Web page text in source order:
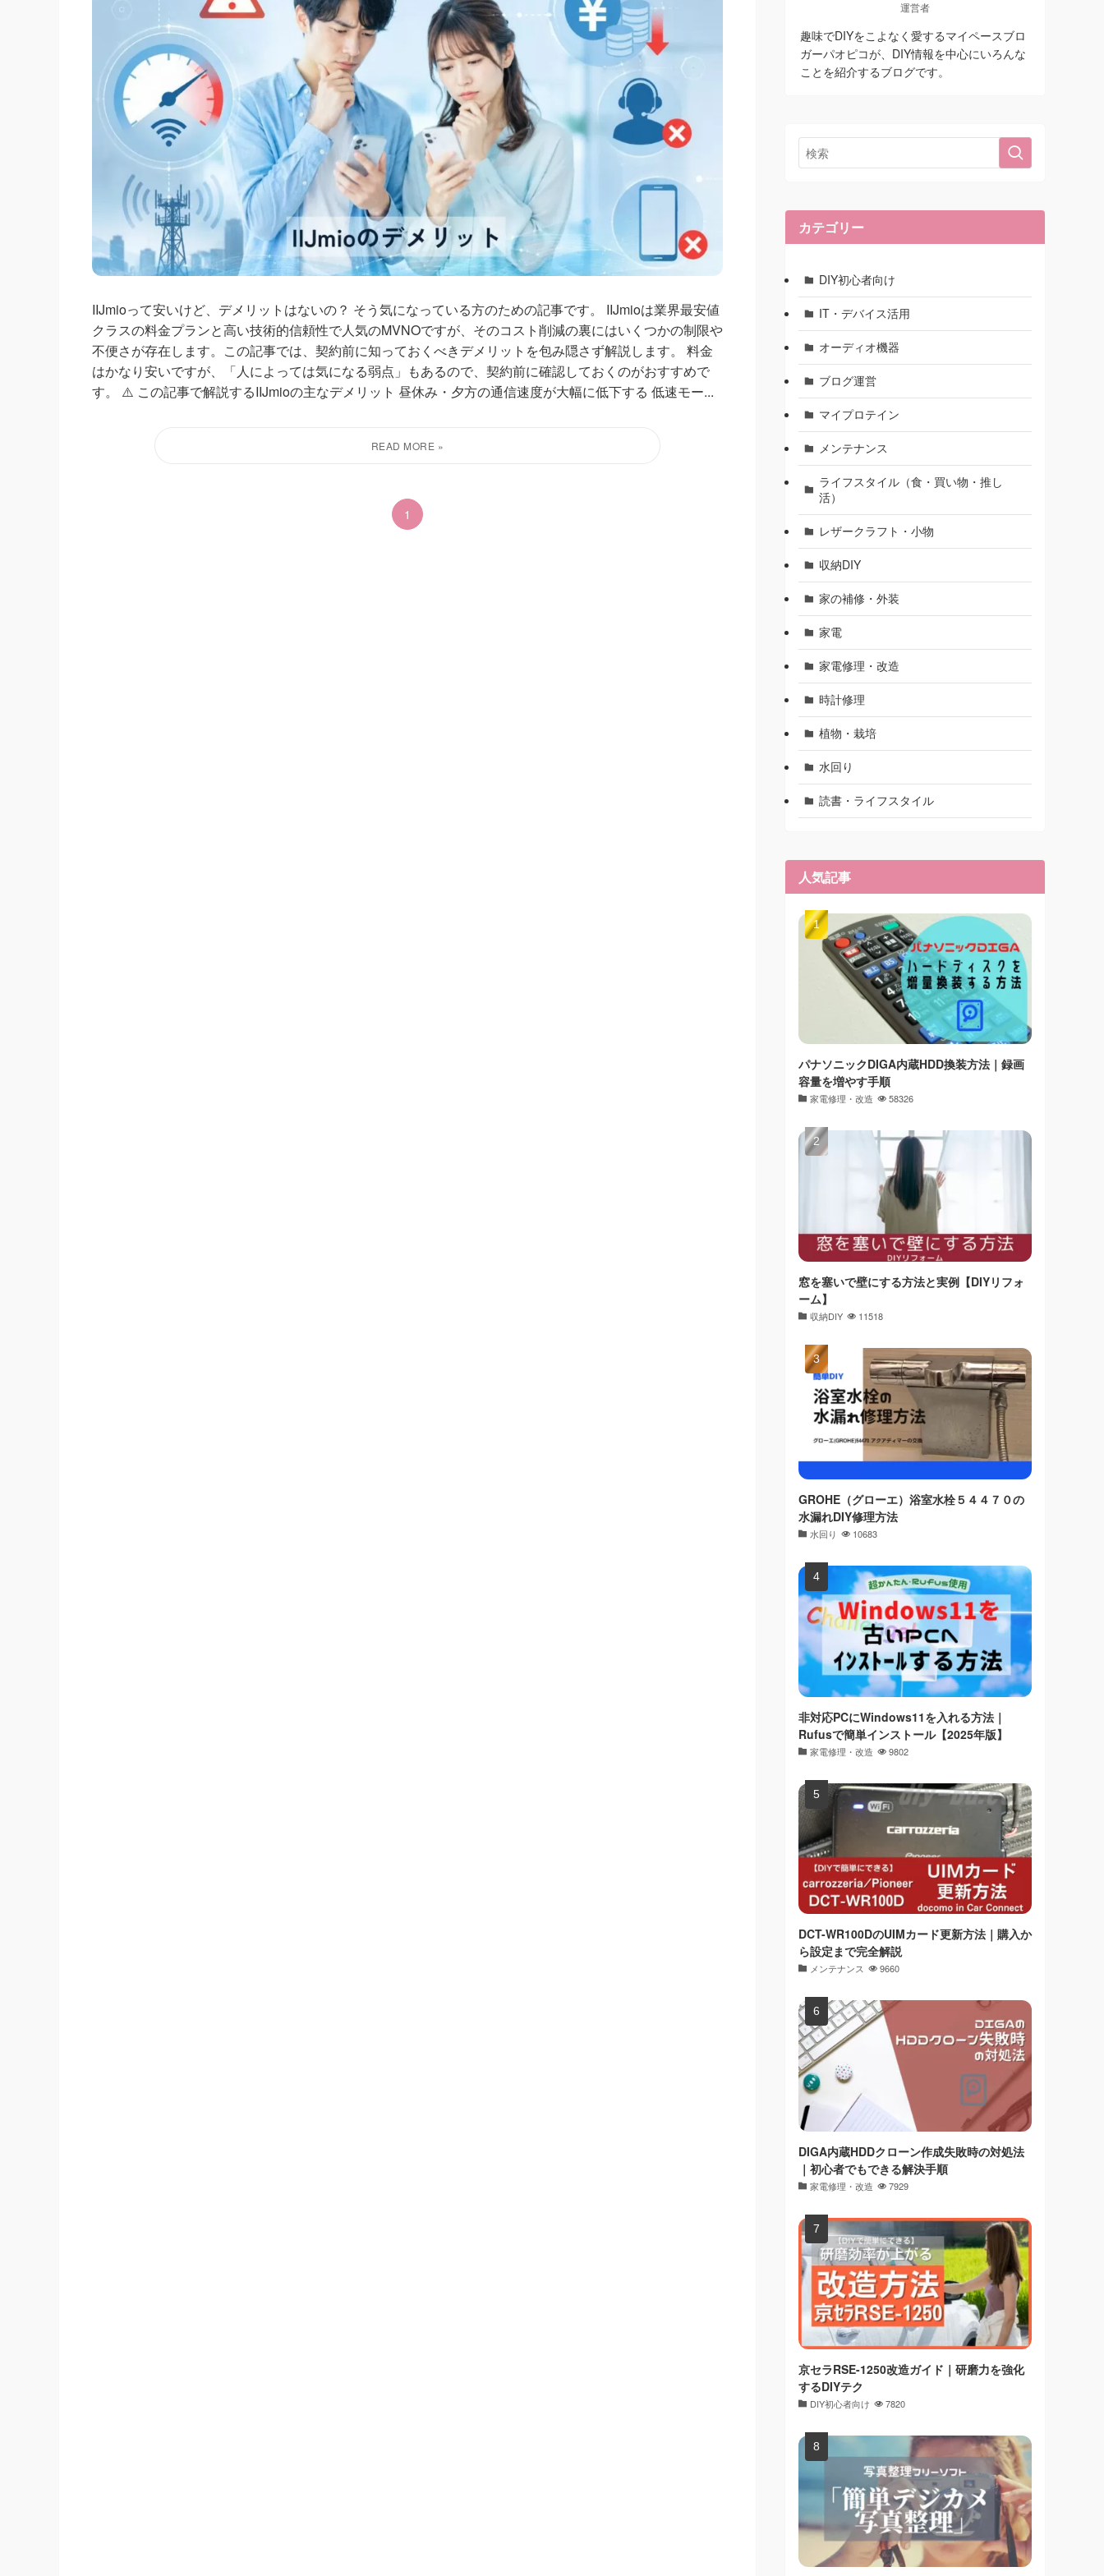
IIJmioって安いけど、デメリットはないの？ そう気になっている方のための記事です。 IIJmioは業界最安値
クラスの料金プランと高い技術的信頼性で人気のMVNOですが、そのコスト削減の裏にはいくつかの制限や
不便さが存在します。この記事では、契約前に知っておくべきデメリットを包み隠さず解説します。 料金
はかなり安いですが、「人によっては気になる弱点」もあるので、契約前に確認しておくのがおすすめで
す。 ⚠️ この記事で解説するIIJmioの主なデメリット 昼休み・夕方の通信速度が大幅に低下する 低速モー...
1
運営者
趣味でDIYをこよなく愛するマイペースブロ
ガーパオピコが、DIY情報を中心にいろんな
ことを紹介するブログです。
カテゴリー
DIY初心者向け
IT・デバイス活用
オーディオ機器
ブログ運営
マイプロテイン
メンテナンス
ライフスタイル（食・買い物・推し
活）
レザークラフト・小物
収納DIY
家の補修・外装
家電
家電修理・改造
時計修理
植物・栽培
水回り
読書・ライフスタイル
人気記事
パナソニックDIGA内蔵HDD換装方法｜録画
容量を増やす手順
家電修理・改造 58326
窓を塞いで壁にする方法と実例【DIYリフォ
ーム】
収納DIY 11518
GROHE（グローエ）浴室水栓５４４７０の
水漏れDIY修理方法
水回り 10683
非対応PCにWindows11を入れる方法｜
Rufusで簡単インストール【2025年版】
家電修理・改造 9802
DCT-WR100DのUIMカード更新方法｜購入か
ら設定まで完全解説
メンテナンス 9660
DIGA内蔵HDDクローン作成失敗時の対処法
｜初心者でもできる解決手順
家電修理・改造 7929
京セラRSE-1250改造ガイド｜研磨力を強化
するDIYテク
DIY初心者向け 7820